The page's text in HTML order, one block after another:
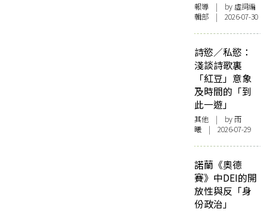
報導 | by 虛詞編
輯部 | 2026-07-30
詩慾／私慾：
淺談詩歌裏
「紅豆」意象
及時間的「到
此一遊」
其他 | by 雨
曦 | 2026-07-29
諾蘭《奧德
賽》中DEI的開
放性與反「身
份政治」